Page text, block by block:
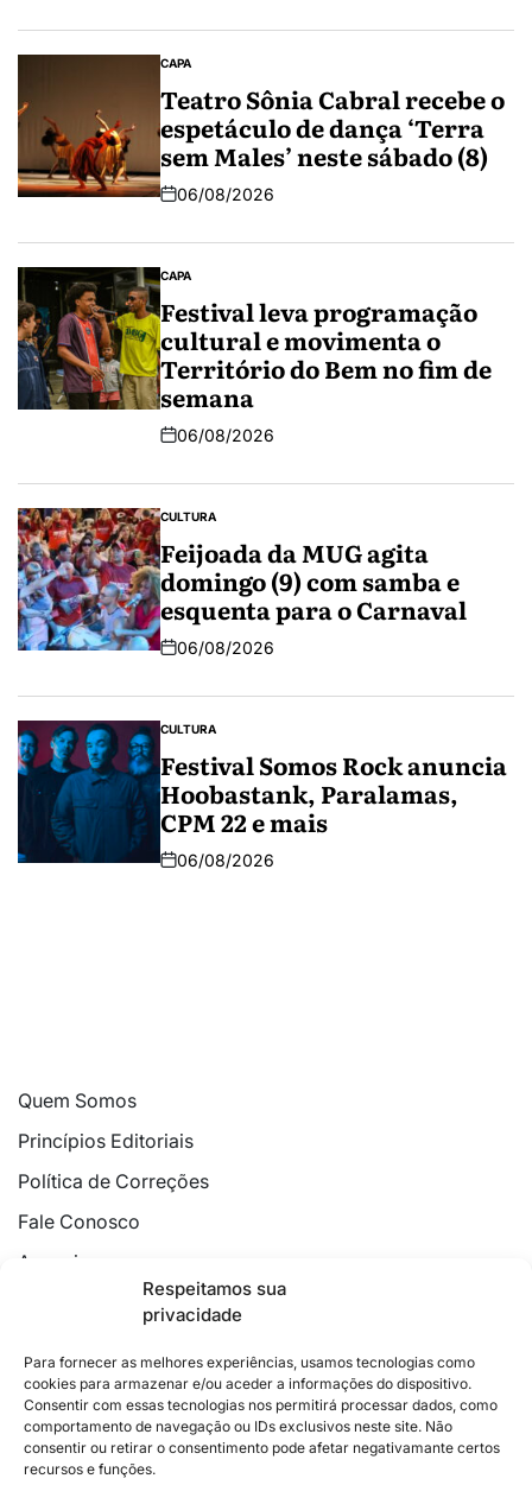
Respeitamos sua
privacidade
Para fornecer as melhores experiências, usamos tecnologias como
cookies para armazenar e/ou aceder a informações do dispositivo.
Consentir com essas tecnologias nos permitirá processar dados, como
comportamento de navegação ou IDs exclusivos neste site. Não
consentir ou retirar o consentimento pode afetar negativamante certos
recursos e funções.
CAPA
Teatro Sônia Cabral recebe o
espetáculo de dança ‘Terra
sem Males’ neste sábado (8)
06/08/2026
CAPA
Festival leva programação
cultural e movimenta o
Território do Bem no fim de
semana
06/08/2026
CULTURA
Feijoada da MUG agita
domingo (9) com samba e
esquenta para o Carnaval
06/08/2026
CULTURA
Festival Somos Rock anuncia
Hoobastank, Paralamas,
CPM 22 e mais
06/08/2026
Quem Somos
Princípios Editoriais
Política de Correções
Fale Conosco
Anuncie
Política de Cookies